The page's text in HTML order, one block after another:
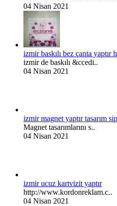
04 Nisan 2021
izmir baskılı bez çanta yaptır
izmir de baskılı &ccedi..
04 Nisan 2021
izmir magnet yaptır tasarım
Magnet tasarımlarını s..
04 Nisan 2021
izmir ucuz kartvizit yaptır
http://www.kordonreklam.c..
04 Nisan 2021